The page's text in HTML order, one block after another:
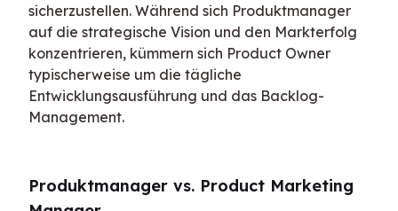
sicherzustellen. Während sich Produktmanager
auf die strategische Vision und den Markterfolg
konzentrieren, kümmern sich Product Owner
typischerweise um die tägliche
Entwicklungsausführung und das Backlog-
Management.
Produktmanager vs. Product Marketing